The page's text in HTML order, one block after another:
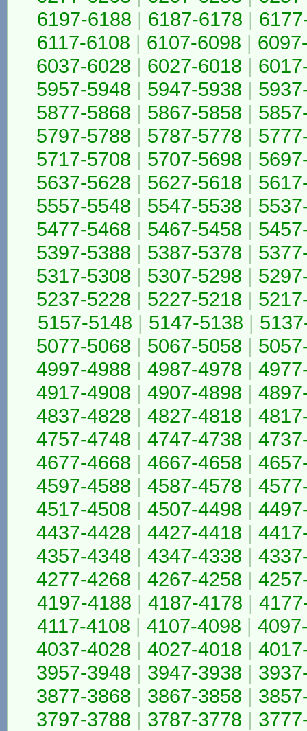
6197-6188 | 6187-6178 |
6117-6108 | 6107-6098 |
6037-6028 | 6027-6018 |
5957-5948 | 5947-5938 |
5877-5868 | 5867-5858 |
5797-5788 | 5787-5778 |
5717-5708 | 5707-5698 |
5637-5628 | 5627-5618 |
5557-5548 | 5547-5538 |
5477-5468 | 5467-5458 |
5397-5388 | 5387-5378 |
5317-5308 | 5307-5298 |
5237-5228 | 5227-5218 |
5157-5148 | 5147-5138 |
5077-5068 | 5067-5058 |
4997-4988 | 4987-4978 |
4917-4908 | 4907-4898 |
4837-4828 | 4827-4818 |
4757-4748 | 4747-4738 |
4677-4668 | 4667-4658 |
4597-4588 | 4587-4578 |
4517-4508 | 4507-4498 |
4437-4428 | 4427-4418 |
4357-4348 | 4347-4338 |
4277-4268 | 4267-4258 |
4197-4188 | 4187-4178 |
4117-4108 | 4107-4098 |
4037-4028 | 4027-4018 |
3957-3948 | 3947-3938 |
3877-3868 | 3867-3858 |
3797-3788 | 3787-3778 |